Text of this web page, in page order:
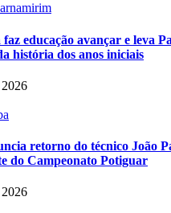
educação avançar e leva
história dos anos iniciais
retorno do técnico João
do Campeonato Potiguar
2026